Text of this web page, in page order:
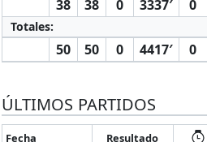
38
38 0 3337′ 0
Totales:
50 50 0 4417′ 0
ÚLTIMOS PARTIDOS
Fecha Resultado